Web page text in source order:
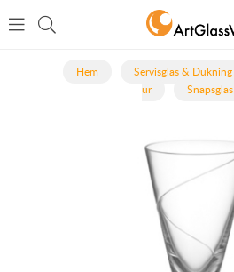
Hem Servisglas & Dukning
ur
Snapsglas